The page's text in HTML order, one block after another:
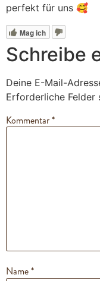
perfekt für uns 🥰
Mag ich
Schreibe
Deine E-Mail-
Erforderliche Felder
Kommentar*
Name*